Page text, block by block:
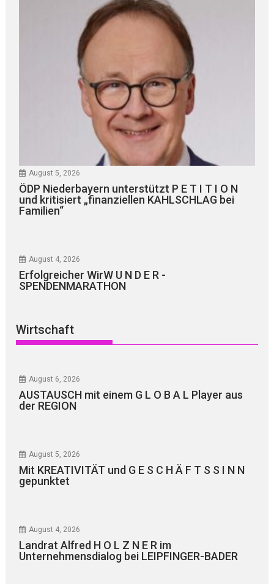
August 5, 2026
ÖDP Niederbayern unterstützt P E T I T I O N
und kritisiert „finanziellen KAHLSCHLAG bei
Familien“
August 4, 2026
Erfolgreicher WirW U N D E R -
SPENDENMARATHON
Wirtschaft
August 6, 2026
AUSTAUSCH mit einem G L O B A L Player aus
der REGION
August 5, 2026
Mit KREATIVITÄT und G E S C H Ä F T S S I N N
gepunktet
August 4, 2026
Landrat Alfred H O L Z N E R im
Unternehmensdialog bei LEIPFINGER-BADER